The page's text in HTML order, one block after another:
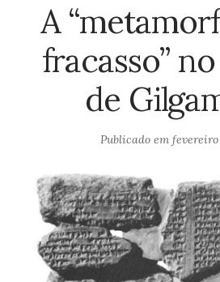
A
fracasso”
de
Publicado em fevereiro